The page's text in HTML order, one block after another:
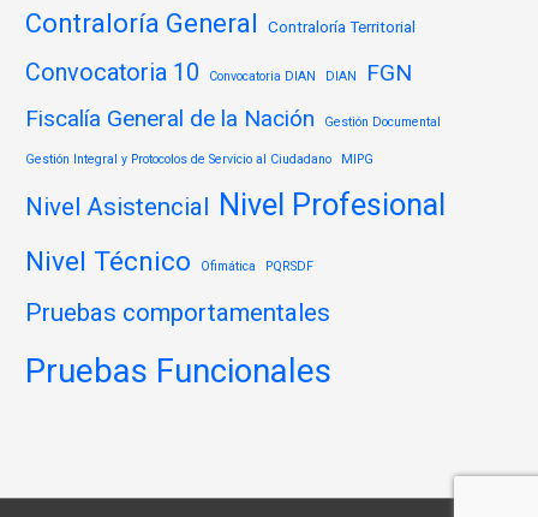
Contraloría General Contraloría Territorial
Convocatoria 10 Convocatoria DIAN DIAN
FGN
Fiscalía General de la Nación
Gestión Documental
Gestión Integral y Protocolos de Servicio al Ciudadano MIPG
Nivel Asistencial Nivel Profesional
Nivel Técnico Ofimática PQRSDF
Pruebas comportamentales
Pruebas Funcionales